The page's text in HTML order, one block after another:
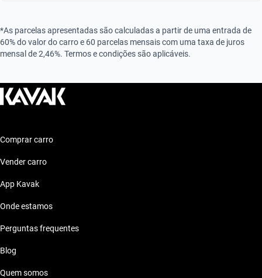
*As parcelas apresentadas são calculadas a partir de uma entrada de
60% do valor do carro e 60 parcelas mensais com uma taxa de juros
mensal de 2,46%. Termos e condições são aplicáveis.
Comprar carro
Vender carro
App Kavak
Onde estamos
Perguntas frequentes
Blog
Quem somos